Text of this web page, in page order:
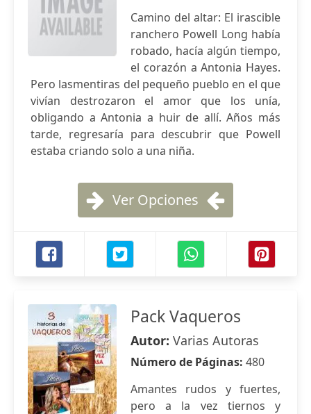
Camino del altar: El irascible
ranchero Powell Long había
robado, hacía algún tiempo,
el corazón a Antonia Hayes.
Pero lasmentiras del pequeño pueblo en el que
vivían destrozaron el amor que los unía,
obligando a Antonia a huir de allí. Años más
tarde, regresaría para descubrir que Powell
estaba criando solo a una niña.
Ver Opciones
Pack Vaqueros
Autor: Varias Autoras
Número de Páginas: 480
Amantes rudos y fuertes,
pero a la vez tiernos y